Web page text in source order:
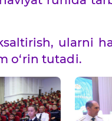
ularni
o‘rin tutadi.